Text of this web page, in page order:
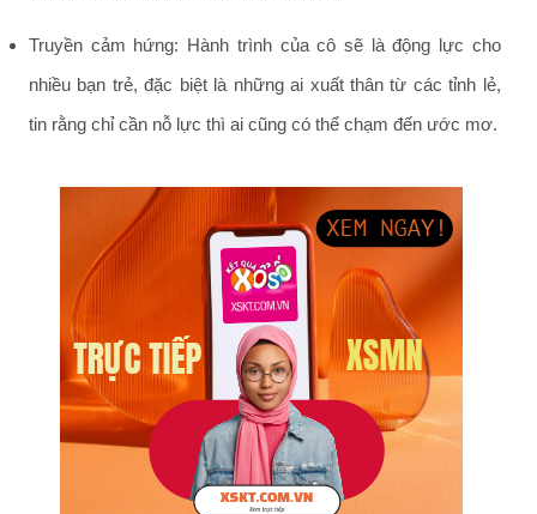
Truyền cảm hứng: Hành trình của cô sẽ là động lực cho
nhiều bạn trẻ, đặc biệt là những ai xuất thân từ các tỉnh lẻ,
tin rằng chỉ cần nỗ lực thì ai cũng có thể chạm đến ước mơ.